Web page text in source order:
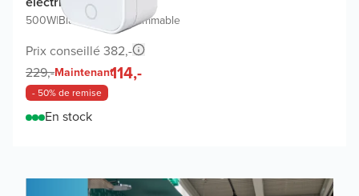
500W|Blanc mat Programmable
Prix conseillé 382,-
229,-Maintenant114,-
- 50% de remise
En stock